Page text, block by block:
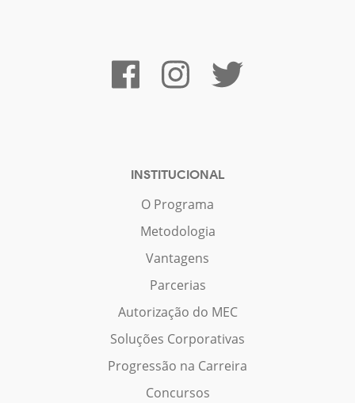
INSTITUCIONAL
O Programa
Metodologia
Vantagens
Parcerias
Autorização do MEC
Soluções Corporativas
Progressão na Carreira
Concursos